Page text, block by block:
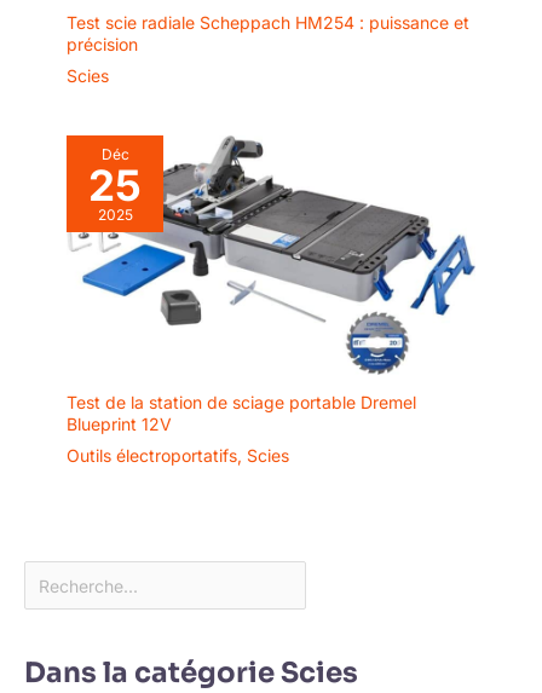
Test scie radiale Scheppach HM254 : puissance et
précision
Scies
Déc
25
2025
Test de la station de sciage portable Dremel
Blueprint 12V
Outils électroportatifs, Scies
Dans la catégorie Scies